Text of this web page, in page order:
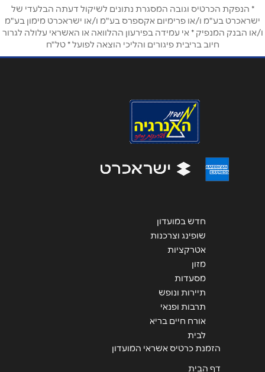
אימייל*
*
* הנפקת הכרטיס וגובה המסגרת נתונים לשיקול דעתה הבלעדי של
ישראכרט בע"מ ו/או פרימיום אקספרס בע"מ ו/או ישראכרט מימון בע"מ
ו/או הבנק המנפיק * אי עמידה בפירעון ההלוואה או האשראי עלולה לגרור
חיוב בריבית פיגורים והליכי הוצאה לפועל * טל"ח
חדש במועדון
שופינג וצרכנות
אטרקציות
מזון
מסעדות
תיירות ונופש
תרבות ופנאי
אורח חיים בריא
לבית
הזמנת כרטיס אשראי המועדון
דף הבית